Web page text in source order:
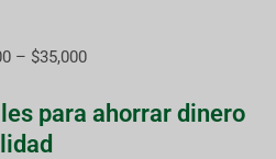
– $35,000
para ahorrar dinero